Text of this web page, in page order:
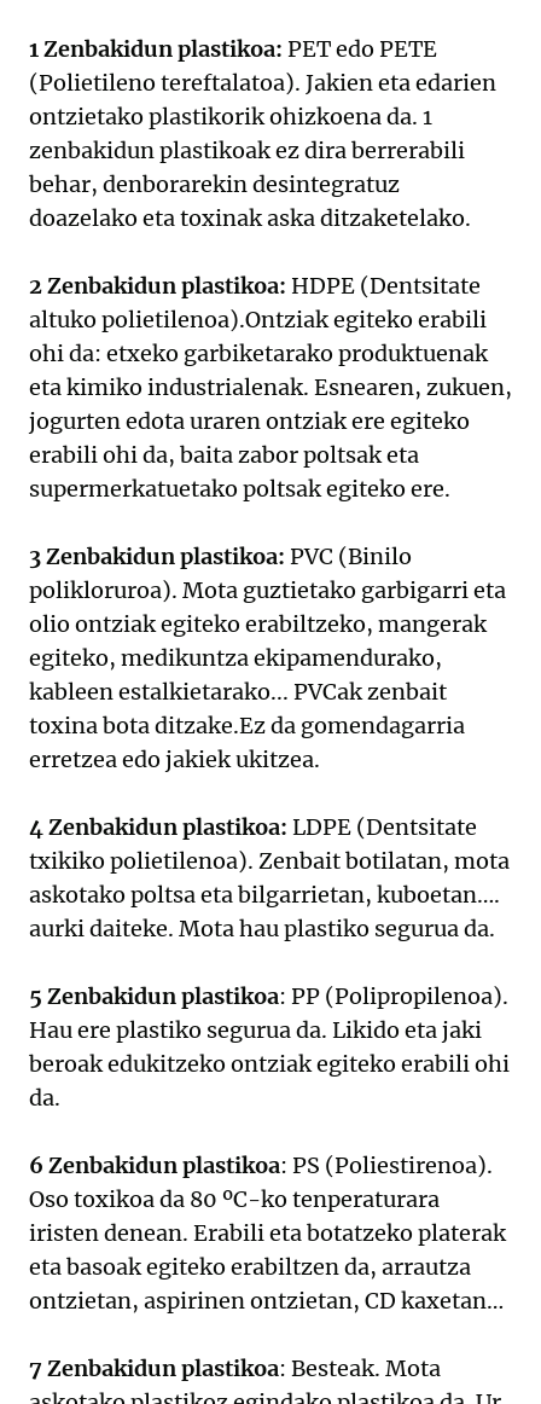
1 Zenbakidun plastikoa: PET edo PETE
(Polietileno tereftalatoa). Jakien eta edarien
ontzietako plastikorik ohizkoena da. 1
zenbakidun plastikoak ez dira berrerabili
behar, denborarekin desintegratuz
doazelako eta toxinak aska ditzaketelako.
2 Zenbakidun plastikoa: HDPE (Dentsitate
altuko polietilenoa).Ontziak egiteko erabili
ohi da: etxeko garbiketarako produktuenak
eta kimiko industrialenak. Esnearen, zukuen,
jogurten edota uraren ontziak ere egiteko
erabili ohi da, baita zabor poltsak eta
supermerkatuetako poltsak egiteko ere.
3 Zenbakidun plastikoa: PVC (Binilo
polikloruroa). Mota guztietako garbigarri eta
olio ontziak egiteko erabiltzeko, mangerak
egiteko, medikuntza ekipamendurako,
kableen estalkietarako... PVCak zenbait
toxina bota ditzake.Ez da gomendagarria
erretzea edo jakiek ukitzea.
4 Zenbakidun plastikoa: LDPE (Dentsitate
txikiko polietilenoa). Zenbait botilatan, mota
askotako poltsa eta bilgarrietan, kuboetan….
aurki daiteke. Mota hau plastiko segurua da.
5 Zenbakidun plastikoa: PP (Polipropilenoa).
Hau ere plastiko segurua da. Likido eta jaki
beroak edukitzeko ontziak egiteko erabili ohi
da.
6 Zenbakidun plastikoa: PS (Poliestirenoa).
Oso toxikoa da 80 ºC-ko tenperaturara
iristen denean. Erabili eta botatzeko platerak
eta basoak egiteko erabiltzen da, arrautza
ontzietan, aspirinen ontzietan, CD kaxetan…
7 Zenbakidun plastikoa: Besteak. Mota